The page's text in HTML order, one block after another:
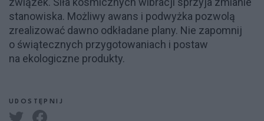
stanowiska. Możliwy awans i podwyżka pozwolą
zrealizować dawno odkładane plany. Nie zapomnij
o świątecznych przygotowaniach i postaw
na ekologiczne produkty.
UDOSTĘPNIJ